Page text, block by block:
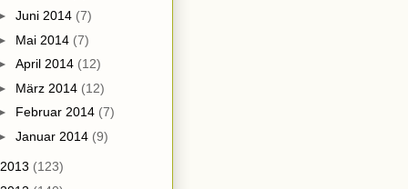
Juni 2014 (7)
Mai 2014 (7)
April 2014 (12)
März 2014 (12)
Februar 2014 (7)
Januar 2014 (9)
2013 (123)